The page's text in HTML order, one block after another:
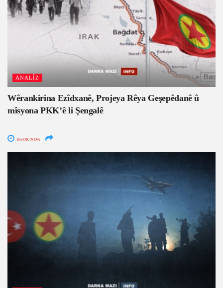
ANALÎZ
Wêrankirina Ezîdxanê, Projeya Rêya Geşepêdanê û
mîsyona PKK’ê li Şengalê
05/08/2026